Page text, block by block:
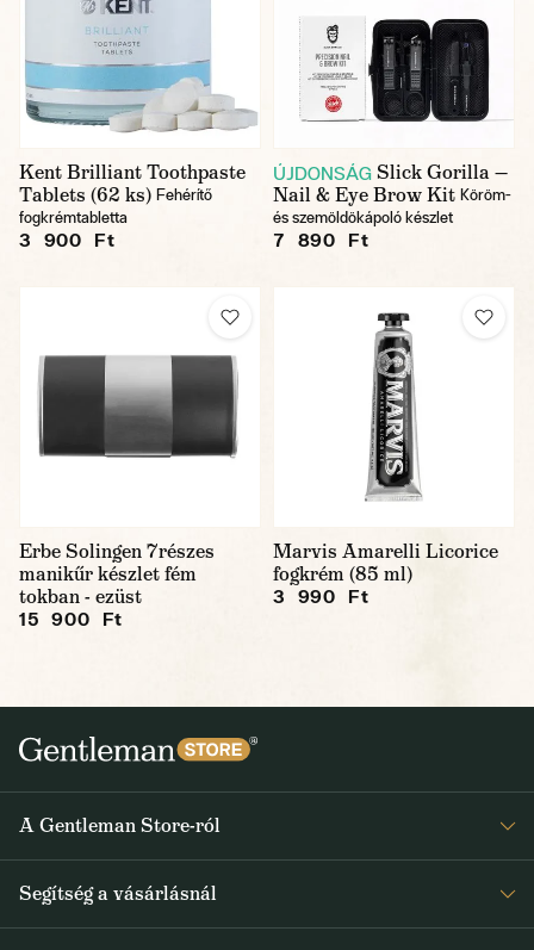
Kent Brilliant Toothpaste
Tablets (62 ks) Fehérítő
fogkrémtabletta
3 900 Ft
ÚJDONSÁG Slick Gorilla —
Nail & Eye Brow Kit Köröm-
és szemöldökápoló készlet
7 890 Ft
Erbe Solingen 7részes
manikűr készlet fém
tokban - ezüst
15 900 Ft
Marvis Amarelli Licorice
fogkrém (85 ml)
3 990 Ft
A Gentleman Store-ról
Rólunk
Segítség a vásárlásnál